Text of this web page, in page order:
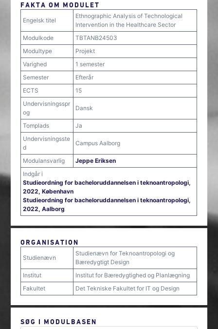
FAKTA OM MODULET
Engelsk titel
Ethnographic Analysis of Technological
Intervention in the Healthcare Sector
Modulkode
TBTANB24503
Modultype
Projekt
Varighed
1 semester
Semester
Efterår
ECTS
15
Undervisningsspr
og
Dansk
Tomplads
Ja
Undervisningsste
d
Campus Aalborg
Modulansvarlig
Jeppe Eriksen
Indgår i
Studieordning for bacheloruddannelsen i teknoantropologi,
2022, København
Studieordning for bacheloruddannelsen i teknoantropologi,
2022, Aalborg
ORGANISATION
Studienævn
Studienævn for Teknoantropologi og
Bæredygtigt Design
Institut
Institut for Bæredygtighed og Planlægning
Fakultet
Det Tekniske Fakultet for IT og Design
SØG I MODULBASEN